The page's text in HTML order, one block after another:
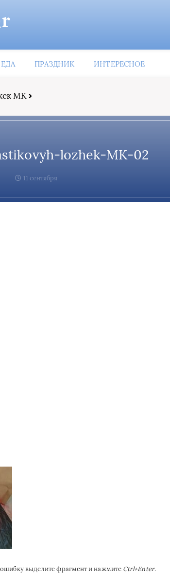
ЕДА ПРАЗДНИК ИНТЕРЕСНОЕ
МК
lozhek-MK-02
11 сентября
выделите фрагмент и нажмите Ctrl+Enter.